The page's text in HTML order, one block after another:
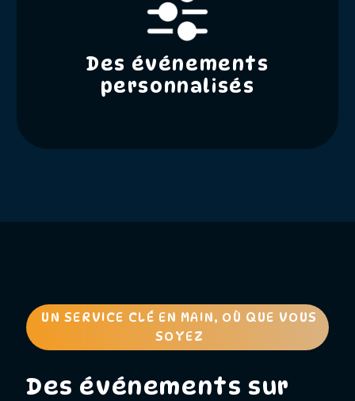
Des événements
personnalisés
UN SERVICE CLÉ EN MAIN, OÙ QUE VOUS
SOYEZ
Des événements sur